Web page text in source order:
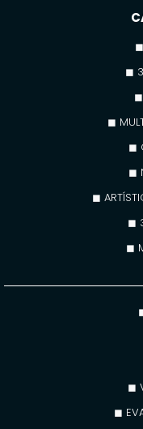
◼
◼
◼
◼
◼
◼
◼
◼
◼
◼